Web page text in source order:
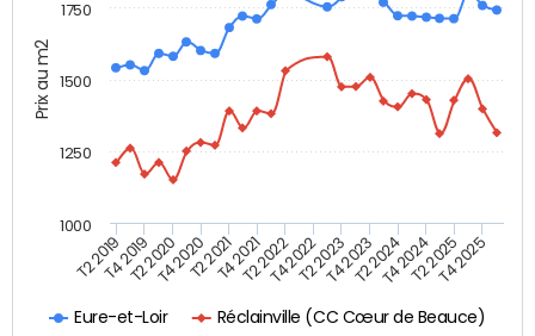
Prix au m2
Eure-et-Loir Réclainville (CC Cœur de Beauce)
T2 2019T4 2019T2 2020T4 2020T2 2021T4 2021T2 2022T4 2022T2 2023T4 2023T2 2024T4 2024T2 2025T4 2025
1000
1250
1500
1750